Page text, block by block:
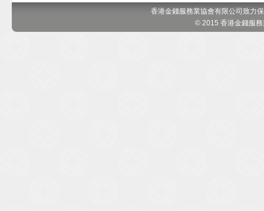
香港金錢服務業協會有限公司致力
© 2015 香港金錢服